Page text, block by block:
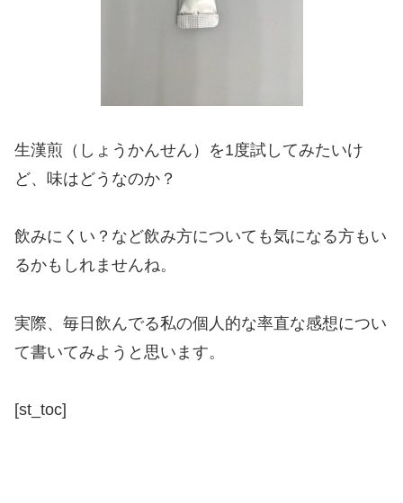
生漢煎（しょうかんせん）を1度試してみたいけ
ど、味はどうなのか？
飲みにくい？など飲み方についても気になる方もい
るかもしれませんね。
実際、毎日飲んでる私の個人的な率直な感想につい
て書いてみようと思います。
[st_toc]